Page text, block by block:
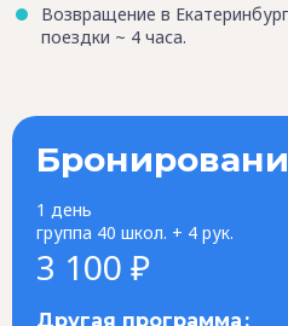
Возвращение в
поездки ~ 4 часа.
1 день
группа 40 школ. + 4 рук.
3 100 ₽
Другая программа